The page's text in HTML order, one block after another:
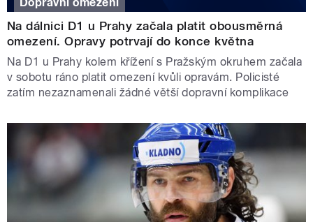
Na dálnici D1 u Prahy začala platit obousměrná
omezení. Opravy potrvají do konce května
Na D1 u Prahy kolem křížení s Pražským okruhem začala
v sobotu ráno platit omezení kvůli opravám. Policisté
zatím nezaznamenali žádné větší dopravní komplikace